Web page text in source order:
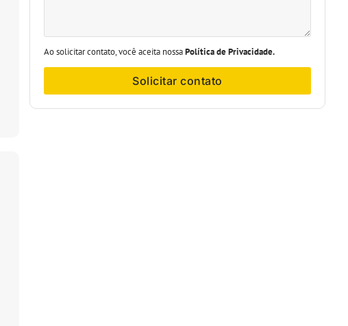
Ao solicitar contato, você aceita nossaPolítica de Privacidade.
Solicitar contato